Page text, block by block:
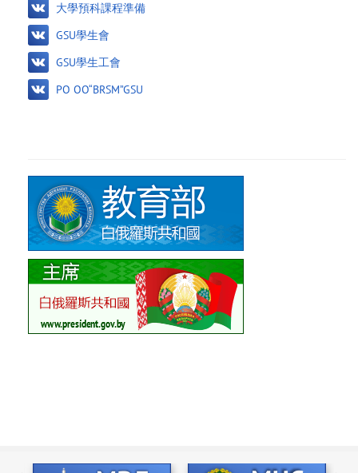
大學預科課程準備
GSU學生會
GSU學生工會
PO OO“BRSM”GSU